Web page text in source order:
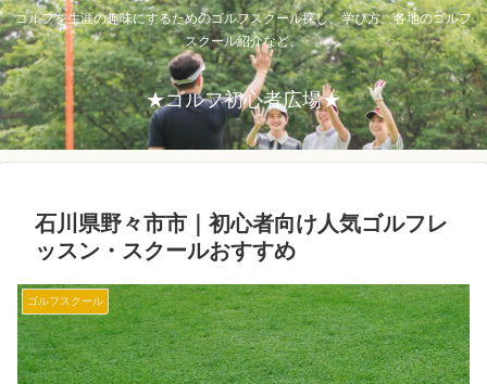
ゴルフを生涯の趣味にするためのゴルフスクール探し。学び方、各地のゴルフ
スクール紹介など。
★ゴルフ初心者広場★
石川県野々市市｜初心者向け人気ゴルフレ
ッスン・スクールおすすめ
ゴルフスクール